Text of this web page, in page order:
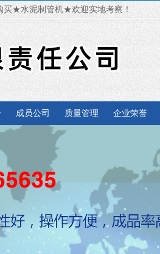
买★水泥制管机★欢迎实地考察！
成员公司 质量管理 企业荣誉